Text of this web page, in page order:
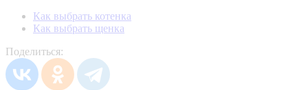
Как выбрать котенка
Как выбрать щенка
Поделиться: